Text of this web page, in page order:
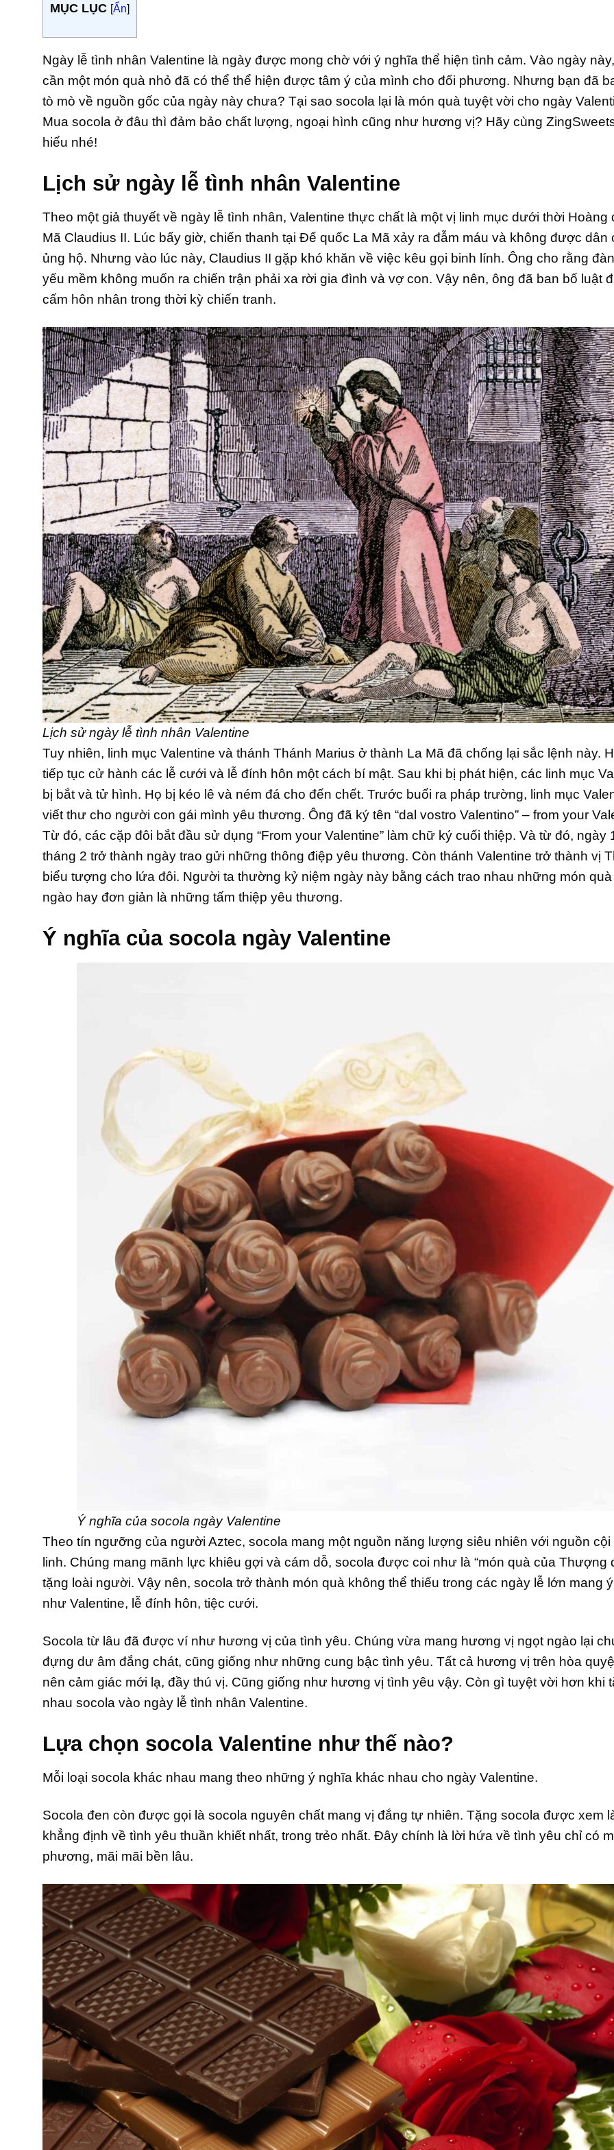
MỤC LỤC [Ẩn]
Ngày lễ tình nhân Valentine là ngày được mong chờ với ý nghĩa thể hiện tình cảm. Vào ngày
cần một món quà nhỏ đã có thể thể hiện được tâm ý của mình cho đối phương. Nhưng bạn đã
tò mò về nguồn gốc của ngày này chưa? Tại sao socola lại là món quà tuyệt vời cho ngày
Mua socola ở đâu thì đảm bảo chất lượng, ngoại hình cũng như hương vị? Hãy cùng
hiểu nhé!
Lịch sử ngày lễ tình nhân Valentine
Theo một giả thuyết về ngày lễ tình nhân, Valentine thực chất là một vị linh mục dưới thời Hoàng
Mã Claudius II. Lúc bấy giờ, chiến thanh tại Đế quốc La Mã xảy ra đẫm máu và không được dân
ủng hộ. Nhưng vào lúc này, Claudius II gặp khó khăn về việc kêu gọi binh lính. Ông cho rằng
yếu mềm không muốn ra chiến trận phải xa rời gia đình và vợ con. Vậy nên, ông đã ban bố luật
cấm hôn nhân trong thời kỳ chiến tranh.
Lịch sử ngày lễ tình nhân Valentine
Tuy nhiên, linh mục Valentine và thánh Thánh Marius ở thành La Mã đã chống lại sắc lệnh này.
tiếp tục cử hành các lễ cưới và lễ đính hôn một cách bí mật. Sau khi bị phát hiện, các linh mục
bị bắt và tử hình. Họ bị kéo lê và ném đá cho đến chết. Trước buổi ra pháp trường, linh mục
viết thư cho người con gái mình yêu thương. Ông đã ký tên “dal vostro Valentino” – from your
Từ đó, các cặp đôi bắt đầu sử dụng “From your Valentine” làm chữ ký cuối thiệp. Và từ đó, ngày
tháng 2 trở thành ngày trao gửi những thông điệp yêu thương. Còn thánh Valentine trở thành vị
biểu tượng cho lứa đôi. Người ta thường kỷ niệm ngày này bằng cách trao nhau những món
ngào hay đơn giản là những tấm thiệp yêu thương.
Ý nghĩa của socola ngày Valentine
Ý nghĩa của socola ngày Valentine
Theo tín ngưỡng của người Aztec, socola mang một nguồn năng lượng siêu nhiên với nguồn cội
linh. Chúng mang mãnh lực khiêu gợi và cám dỗ, socola được coi như là “món quà của Thượng
tặng loài người. Vậy nên, socola trở thành món quà không thể thiếu trong các ngày lễ lớn mang
như Valentine, lễ đính hôn, tiệc cưới.
Socola từ lâu đã được ví như hương vị của tình yêu. Chúng vừa mang hương vị ngọt ngào lại
đựng dư âm đắng chát, cũng giống như những cung bậc tình yêu. Tất cả hương vị trên hòa
nên cảm giác mới lạ, đầy thú vị. Cũng giống như hương vị tình yêu vậy. Còn gì tuyệt vời hơn khi
nhau socola vào ngày lễ tình nhân Valentine.
Lựa chọn socola Valentine như thế nào?
Mỗi loại socola khác nhau mang theo những ý nghĩa khác nhau cho ngày Valentine.
Socola đen còn được gọi là socola nguyên chất mang vị đắng tự nhiên. Tặng socola được xem
khẳng định về tình yêu thuần khiết nhất, trong trẻo nhất. Đây chính là lời hứa về tình yêu chỉ có
phương, mãi mãi bền lâu.